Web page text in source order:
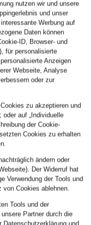
109
STROKESMAN'S
Hemd Regular Fit
CHF 35
Ursprünglich:
nutzen wir und unsere
und unser
Werbung auf
Daten können
ID, Browser- und
für personalisierte
Anzeigen
Webseite, Analyse
oder zur
zu akzeptieren und
auf „Individuelle
der Cookie-
Cookies zu erhalten
ändern oder
Der Widerruf hat
Verwendung der Tools und
Cookies ablehnen.
Tools und der
Partner durch die
Datenschutzerklärungund